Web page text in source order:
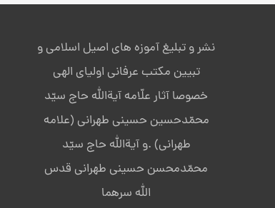
نشر و تبلیغ آموزه های اصیل اسلامی و
تبیین مکتب عرفانی اولیای الهی
خصوصا آثار علّامه آیةالله حاج سیّد
محمّدحسین حسینی طهرانی (علامه
طهرانی) .و آیةالله حاج سیّد
محمّدمحسن حسینی طهرانی قدس
الله سرهما